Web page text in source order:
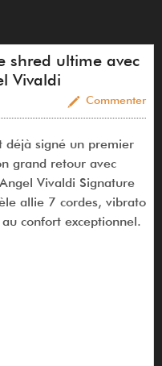
shred ultime avec
Vivaldi
Commenter
déjà signé un premier
grand retour avec
Vivaldi Signature
allie 7 cordes, vibrato
confort exceptionnel.